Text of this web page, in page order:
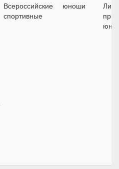
Всероссийские
спортивные
юноши